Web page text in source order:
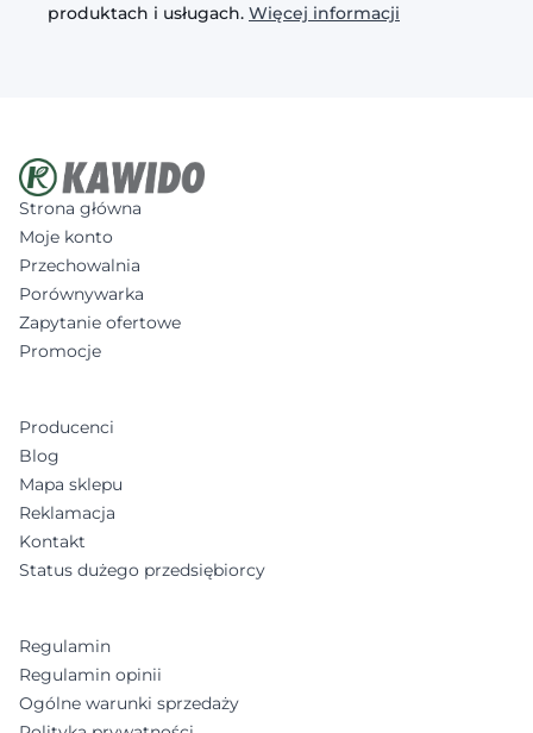
produktach i usługach. Więcej informacji
Strona główna
Moje konto
Przechowalnia
Porównywarka
Zapytanie ofertowe
Promocje
Producenci
Blog
Mapa sklepu
Reklamacja
Kontakt
Status dużego przedsiębiorcy
Regulamin
Regulamin opinii
Ogólne warunki sprzedaży